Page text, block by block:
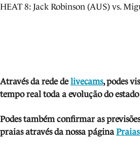
HEAT 8: Jack Robinson (AUS) vs.
Através da rede delivecams, podes
tempo real toda a evolução do
Podes também confirmar as
praias através da nossa página